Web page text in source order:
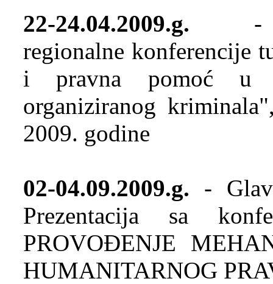
22-24.04.2009.g. -
regionalne konferencije
i pravna pomoć u
organiziranog
2009. godine
02-04.09.2009.g. -
Prezentacija sa
PROVOĐENJE
HUMANITARNOG